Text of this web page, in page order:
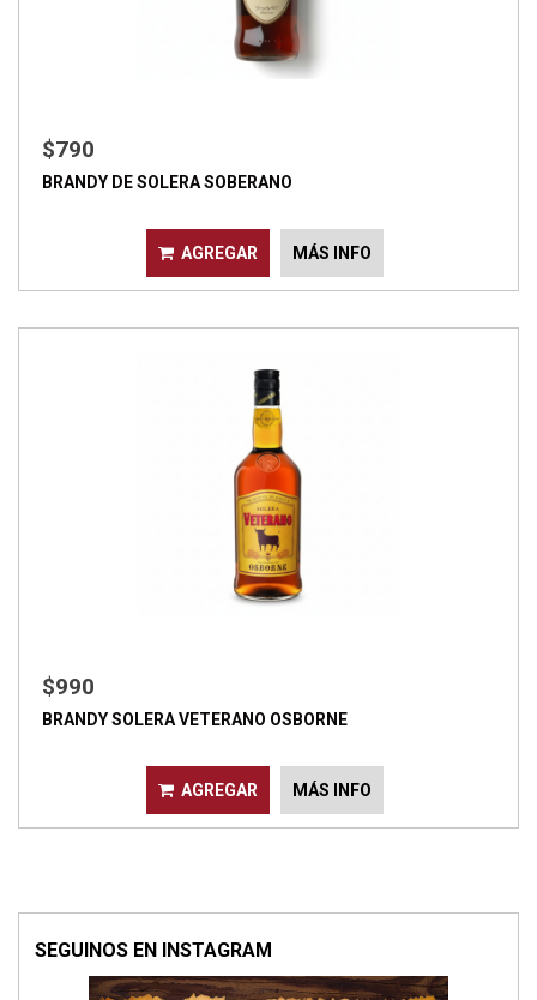
$790
BRANDY DE SOLERA SOBERANO
AGREGAR MÁS INFO
$990
BRANDY SOLERA VETERANO OSBORNE
AGREGAR MÁS INFO
SEGUINOS EN INSTAGRAM